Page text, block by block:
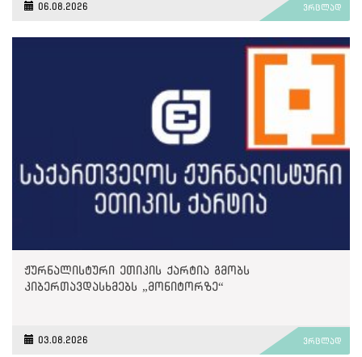
06.08.2026 ვრცლად
ჟურნალისტური ეთიკის ქარტია გმობს
კიბერთავდასხმებს „მონიტორზე“
03.08.2026 ვრცლად